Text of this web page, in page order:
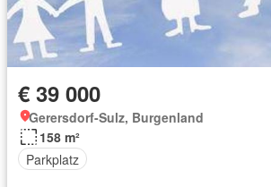
€ 39 000
Gerersdorf-Sulz, Burgenland
158 m²
Parkplatz